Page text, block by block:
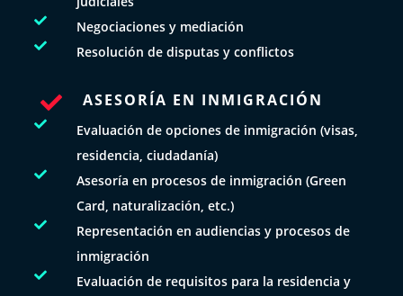
 Negociaciones y mediación
 Resolución de disputas y conflictos
 ASESORÍA EN INMIGRACIÓN

Evaluación de opciones de inmigración (visas,
residencia, ciudadanía)

Asesoría en procesos de inmigración (Green
Card, naturalización, etc.)

Representación en audiencias y procesos de
inmigración

Evaluación de requisitos para la residencia y